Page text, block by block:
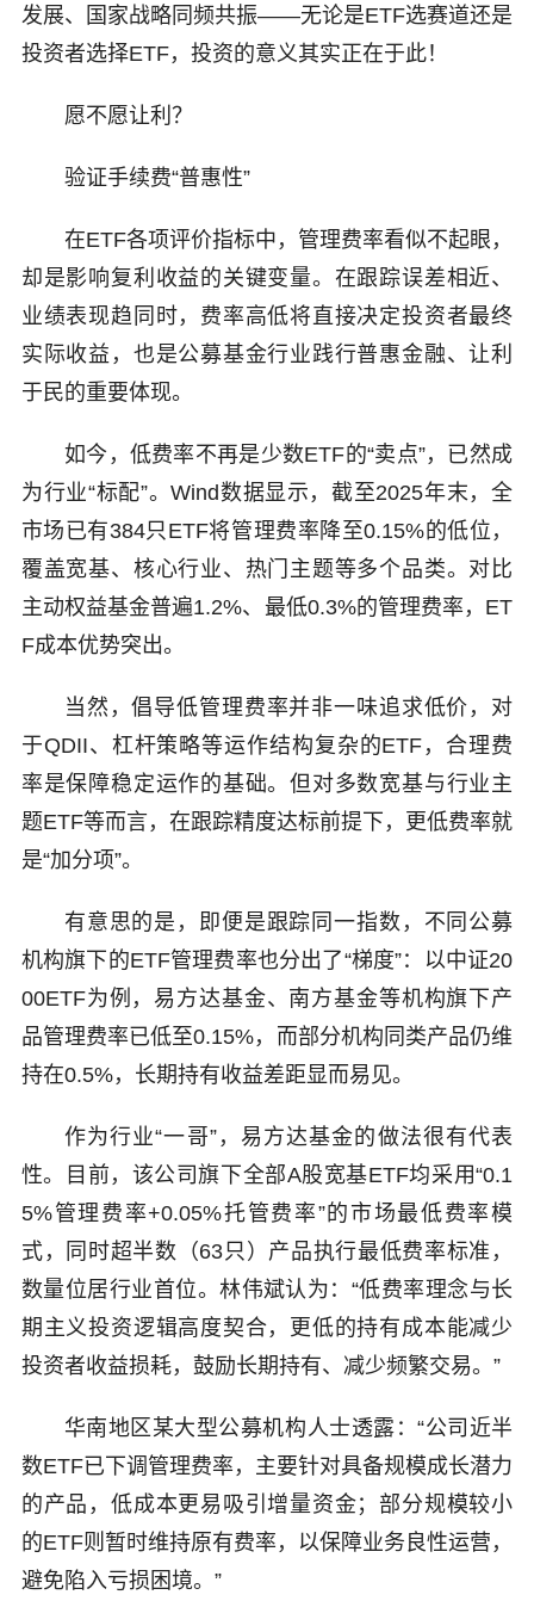
发展、国家战略同频共振——无论是ETF选赛道还是
投资者选择ETF，投资的意义其实正在于此！
愿不愿让利？
验证手续费“普惠性”
在ETF各项评价指标中，管理费率看似不起眼，
却是影响复利收益的关键变量。在跟踪误差相近、
业绩表现趋同时，费率高低将直接决定投资者最终
实际收益，也是公募基金行业践行普惠金融、让利
于民的重要体现。
如今，低费率不再是少数ETF的“卖点”，已然成
为行业“标配”。Wind数据显示，截至2025年末，全
市场已有384只ETF将管理费率降至0.15%的低位，
覆盖宽基、核心行业、热门主题等多个品类。对比
主动权益基金普遍1.2%、最低0.3%的管理费率，ET
F成本优势突出。
当然，倡导低管理费率并非一味追求低价，对
于QDII、杠杆策略等运作结构复杂的ETF，合理费
率是保障稳定运作的基础。但对多数宽基与行业主
题ETF等而言，在跟踪精度达标前提下，更低费率就
是“加分项”。
有意思的是，即便是跟踪同一指数，不同公募
机构旗下的ETF管理费率也分出了“梯度”：以中证20
00ETF为例，易方达基金、南方基金等机构旗下产
品管理费率已低至0.15%，而部分机构同类产品仍维
持在0.5%，长期持有收益差距显而易见。
作为行业“一哥”，易方达基金的做法很有代表
性。目前，该公司旗下全部A股宽基ETF均采用“0.1
5%管理费率+0.05%托管费率”的市场最低费率模
式，同时超半数（63只）产品执行最低费率标准，
数量位居行业首位。林伟斌认为：“低费率理念与长
期主义投资逻辑高度契合，更低的持有成本能减少
投资者收益损耗，鼓励长期持有、减少频繁交易。”
华南地区某大型公募机构人士透露：“公司近半
数ETF已下调管理费率，主要针对具备规模成长潜力
的产品，低成本更易吸引增量资金；部分规模较小
的ETF则暂时维持原有费率，以保障业务良性运营，
避免陷入亏损困境。”